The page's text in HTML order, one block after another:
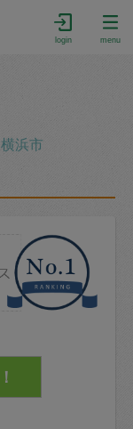
login menu
横浜市